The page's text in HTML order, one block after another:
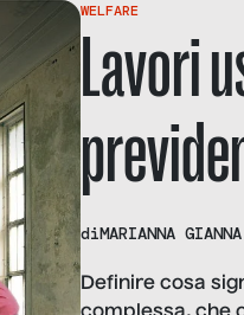
WELFARE
Lavori
diMARIANNA
Definire cosa